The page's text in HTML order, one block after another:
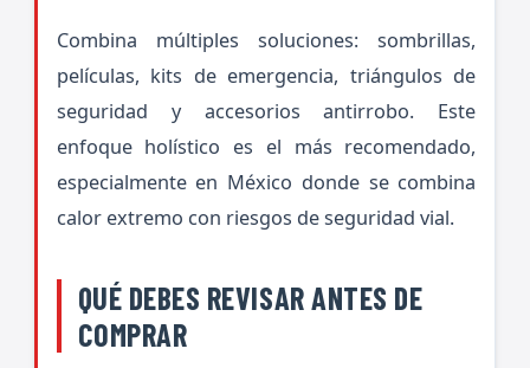
Combina múltiples soluciones: sombrillas,
películas, kits de emergencia, triángulos de
seguridad y accesorios antirrobo. Este
enfoque holístico es el más recomendado,
especialmente en México donde se combina
calor extremo con riesgos de seguridad vial.
QUÉ DEBES REVISAR ANTES DE
COMPRAR